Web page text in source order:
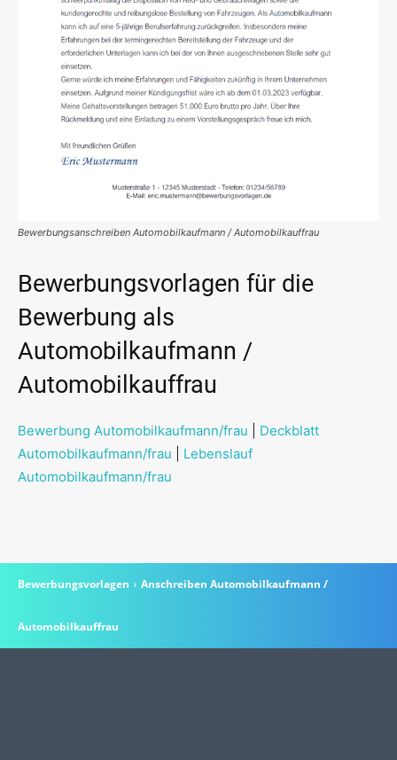
Bewerbungsanschreiben Automobilkaufmann / Automobilkauffrau
Bewerbungsvorlagen für die
Bewerbung als
Automobilkaufmann /
Automobilkauffrau
Bewerbung Automobilkaufmann/frau
Deckblatt
Automobilkaufmann/frau
Lebenslauf
Automobilkaufmann/frau
Bewerbungsvorlagen Anschreiben Automobilkaufmann /
Automobilkauffrau